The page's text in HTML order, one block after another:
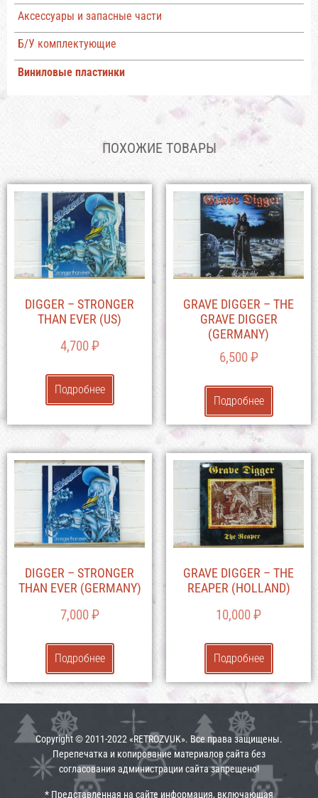
Аксессуары и запасные части
Б/У комплектующие
Виниловые пластинки
ПОХОЖИЕ ТОВАРЫ
DIGGER – STRONGER
THAN EVER (US)
4,700₽
Подробнее
GRAVE DIGGER – THE
GRAVE DIGGER
(GERMANY)
6,500₽
Подробнее
DIGGER – STRONGER
THAN EVER (GERMANY)
7,000₽
Подробнее
GRAVE DIGGER – THE
REAPER (HOLLAND)
10,000₽
Подробнее
Copyright © 2011-2022 «RETROZVUK». Все права защищены.
Перепечатка и копирование материалов сайта без
согласования администрации сайта запрещено!
* Представленная на сайте информация, включающая